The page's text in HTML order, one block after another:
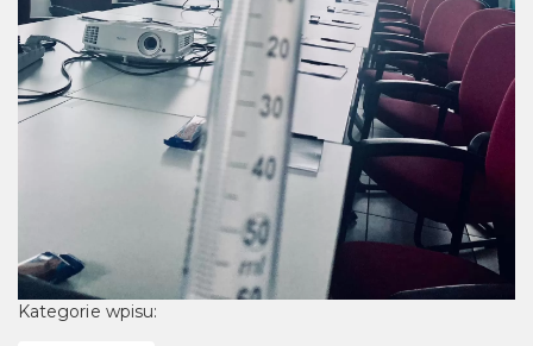
Kategorie wpisu: